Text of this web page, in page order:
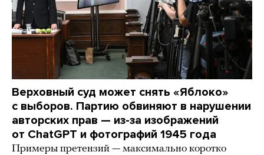
Верховный суд может снять «Яблоко»
с выборов. Партию обвиняют в нарушении
авторских прав — из-за изображений
от ChatGPT и фотографий 1945 года
Примеры претензий — максимально коротко